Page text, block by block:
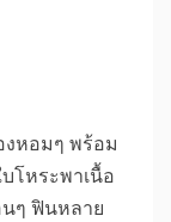
หอมๆ พร้อม
โหระพาเนื้อ
ๆ ฟินหลาย